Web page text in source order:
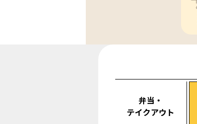
弁当・
テイクアウト